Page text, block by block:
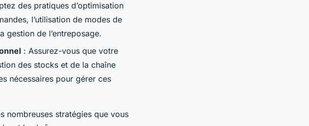
des pratiques d’optimisation
l’utilisation de modes de
gestion de l’entreposage.
: Assurez-vous que votre
des stocks et de la chaîne
nécessaires pour gérer ces
nombreuses stratégies que vous